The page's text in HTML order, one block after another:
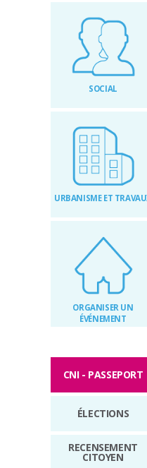
SOCIAL
URBANISME ET
ORGANISER UN
ÉVÉNEMENT
CNI - PASSEPORT
ÉLECTIONS
RECENSEMENT
CITOYEN